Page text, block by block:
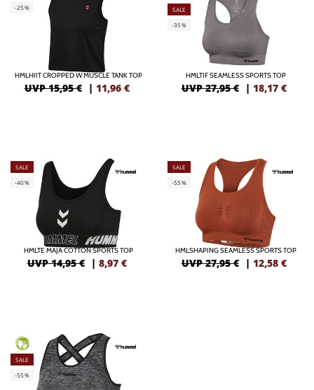
-25%
HMLHIIT CROPPED W MUSCLE TANK TOP
UVP 15,95 € | 11,96 €
SALE
-35%
HMLTIF SEAMLESS SPORTS TOP
UVP 27,95 € | 18,17 €
SALE
-40%
HMLTE MAJA COTTON SPORTS TOP
UVP 14,95 € | 8,97 €
SALE
-55%
HMLSHAPING SEAMLESS SPORTS TOP
UVP 27,95 € | 12,58 €
GREEN
SALE
-55%